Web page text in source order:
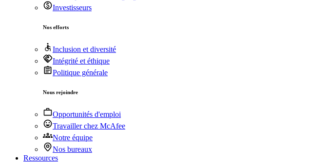
Investisseurs
Nos efforts
Inclusion et diversité
Intégrité et éthique
Politique générale
Nous rejoindre
Opportunités d'emploi
Travailler chez McAfee
Notre équipe
Nos bureaux
Ressources